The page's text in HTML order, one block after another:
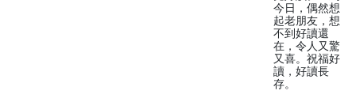
今日，偶然想
起老朋友，想
不到好讀還
在，令人又驚
又喜。祝福好
讀，好讀長
存。